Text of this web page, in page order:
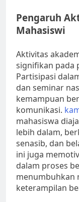
Pengaruh
Mahasiswi
Aktivitas
signifikan pada
Partisipasi
dan seminar
kemampuan
komunikasi.
mahasiswa
lebih dalam,
senasib, dan
ini juga
dalam proses
menumbuhkan
keterampilan